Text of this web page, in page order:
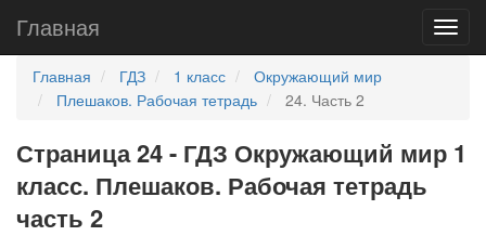
Главная
Главная ГДЗ 1 класс
Окружающий мир
Плешаков. Рабочая тетрадь
24. Часть 2
Страница 24 - ГДЗ Окружающий мир 1
класс. Плешаков. Рабочая тетрадь
часть 2